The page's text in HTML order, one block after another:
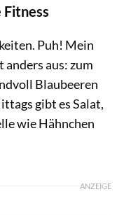
Fitness
Puh! Mein
anders aus: zum
Blaubeeren
gibt es Salat,
wie Hähnchen
ANZEIGE